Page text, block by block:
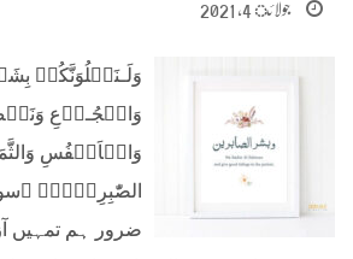
جولائ 4, 2021
وَلَـنَبۡلُوَنَّكُمۡ
وَالۡجُـوۡعِ
وَالۡاَنۡفُسِ
ضرور ہم تمہیں